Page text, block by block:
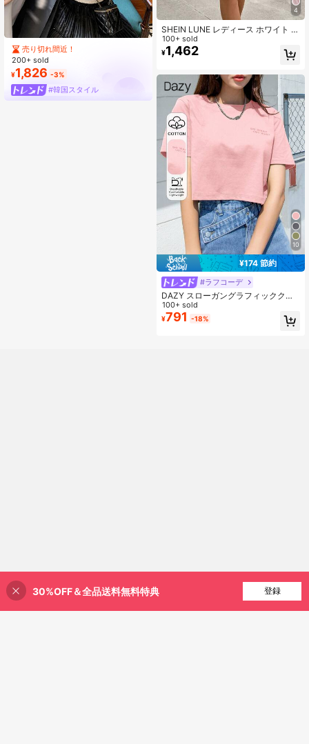
売り切れ間近！
200+ sold
¥1,826 -3%
#韓国スタイル
4
SHEIN LUNE レディース ホワイト 夏
カジュアル ボヘミアン バケーション
ホリデー テクスチャード生地 ラッフ
ルヘム Aラインスカート ファッショ
100+ sold
¥1,462
10
¥174 節約
#ラフコーデ
DAZY スローガングラフィッククロ
ップtee 好きなようにする サマー半
袖レディース ちびt
100+ sold
¥791 -18%
25% 割引！
30%OFF＆全品送料無料特典 登録